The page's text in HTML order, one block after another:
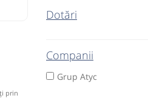
Dotări
Companii
Grup Atyc
prin